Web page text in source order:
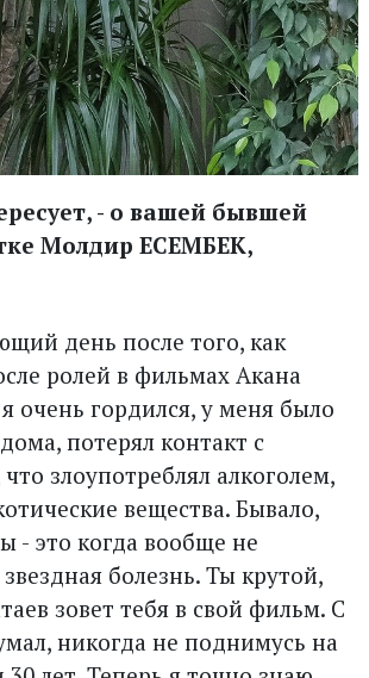
- о вашей бывшей
Молдир ЕСЕМБЕК,
день после того, как
ролей в фильмах Акана
очень гордился, у меня было
потерял контакт с
злоупотреблял алкоголем,
вещества. Бывало,
- это когда вообще не
болезнь. Ты крутой,
зовет тебя в свой фильм. С
никогда не поднимусь на